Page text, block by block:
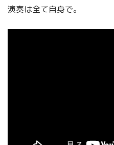
演奏は全て自身で。